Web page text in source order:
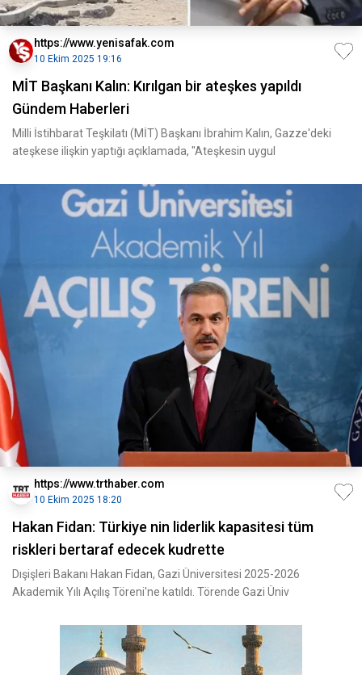
https://www.yenisafak.com
10 Ekim 2025 19:16
MİT Başkanı Kalın: Kırılgan bir ateşkes yapıldı
Gündem Haberleri
Milli İstihbarat Teşkilatı (MİT) Başkanı İbrahim Kalın, Gazze'deki
ateşkese ilişkin yaptığı açıklamada, "Ateşkesin uygul
https://www.trthaber.com
10 Ekim 2025 18:20
Hakan Fidan: Türkiye nin liderlik kapasitesi tüm
riskleri bertaraf edecek kudrette
Dışişleri Bakanı Hakan Fidan, Gazi Üniversitesi 2025-2026
Akademik Yılı Açılış Töreni'ne katıldı. Törende Gazi Üniv